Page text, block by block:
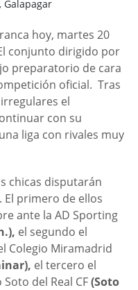
,Galapagar
hoy, martes 20
conjunto dirigido por
preparatorio de cara
oficial. Tras
el
con su
liga con rivales muy
chicas disputarán
primero de ellos
ante la AD Sporting
el segundo el
Colegio Miramadrid
el tercero el
del Real CF(Soto